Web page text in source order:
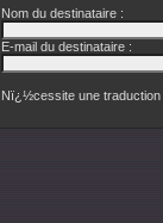
Nom du destinataire :
E-mail du destinataire :
Nï¿½cessite une traduction